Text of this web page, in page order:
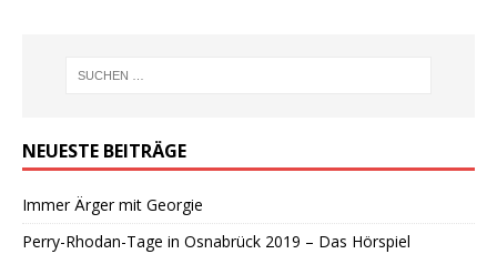
NEUESTE BEITRÄGE
Immer Ärger mit Georgie
Perry-Rhodan-Tage in Osnabrück 2019 – Das Hörspiel